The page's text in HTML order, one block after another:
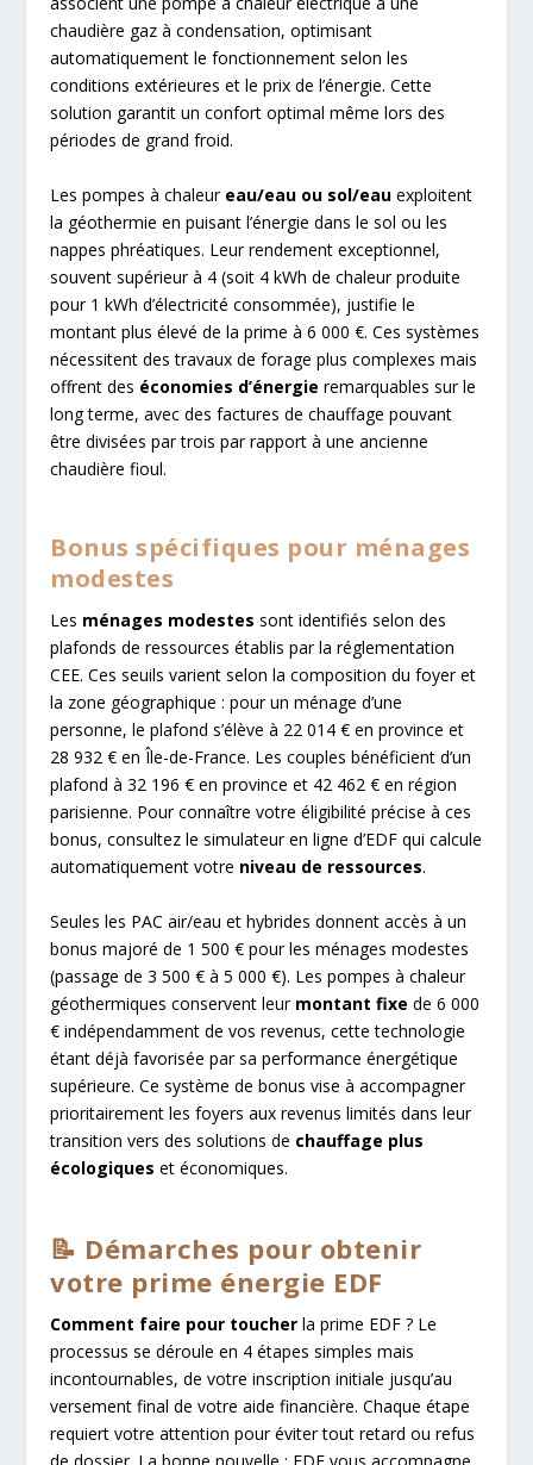
chaudière gaz à condensation, optimisant
automatiquement le fonctionnement selon les
conditions extérieures et le prix de l’énergie. Cette
solution garantit un confort optimal même lors des
périodes de grand froid.
Les pompes à chaleur eau/eau ou sol/eau exploitent
la géothermie en puisant l’énergie dans le sol ou les
nappes phréatiques. Leur rendement exceptionnel,
souvent supérieur à 4 (soit 4 kWh de chaleur produite
pour 1 kWh d’électricité consommée), justifie le
montant plus élevé de la prime à 6 000 €. Ces systèmes
nécessitent des travaux de forage plus complexes mais
offrent des économies d’énergie remarquables sur le
long terme, avec des factures de chauffage pouvant
être divisées par trois par rapport à une ancienne
chaudière fioul.
Bonus spécifiques pour ménages
modestes
Les ménages modestes sont identifiés selon des
plafonds de ressources établis par la réglementation
CEE. Ces seuils varient selon la composition du foyer et
la zone géographique : pour un ménage d’une
personne, le plafond s’élève à 22 014 € en province et
28 932 € en Île-de-France. Les couples bénéficient d’un
plafond à 32 196 € en province et 42 462 € en région
parisienne. Pour connaître votre éligibilité précise à ces
bonus, consultez le simulateur en ligne d’EDF qui calcule
automatiquement votre niveau de ressources.
Seules les PAC air/eau et hybrides donnent accès à un
bonus majoré de 1 500 € pour les ménages modestes
(passage de 3 500 € à 5 000 €). Les pompes à chaleur
géothermiques conservent leur montant fixe de 6 000
€ indépendamment de vos revenus, cette technologie
étant déjà favorisée par sa performance énergétique
supérieure. Ce système de bonus vise à accompagner
prioritairement les foyers aux revenus limités dans leur
transition vers des solutions de chauffage plus
écologiques et économiques.
📝 Démarches pour obtenir
votre prime énergie EDF
Comment faire pour toucher la prime EDF ? Le
processus se déroule en 4 étapes simples mais
incontournables, de votre inscription initiale jusqu’au
versement final de votre aide financière. Chaque étape
requiert votre attention pour éviter tout retard ou refus